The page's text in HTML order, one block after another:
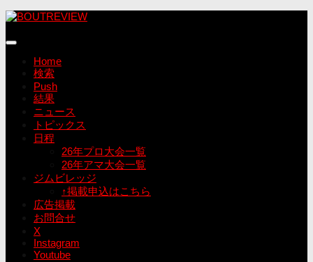
コ
テ
Home
検索
Push
結果
ニュース
トピックス
日程
26年プロ大会一覧
26年アマ大会一覧
ジムビレッジ
↑掲載申込はこちら
広告掲載
お問合せ
X
Instagram
Youtube